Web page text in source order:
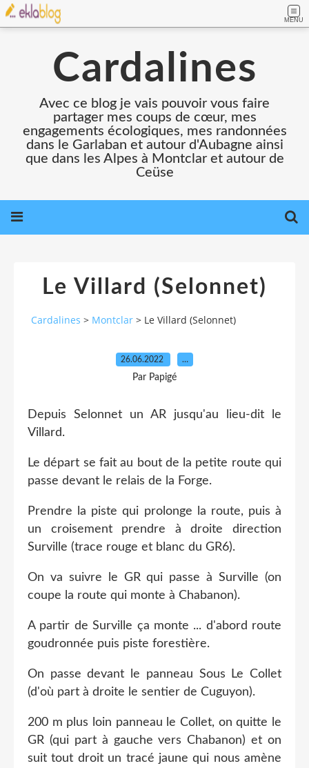
MENU
Cardalines
Avec ce blog je vais pouvoir vous faire
partager mes coups de cœur, mes
engagements écologiques, mes randonnées
dans le Garlaban et autour d'Aubagne ainsi
que dans les Alpes à Montclar et autour de
Ceüse
Le Villard (Selonnet)
Cardalines > Montclar > Le Villard (Selonnet)
26.06.2022 …
Par Papigé
Depuis Selonnet un AR jusqu'au lieu-dit le
Villard.
Le départ se fait au bout de la petite route qui
passe devant le relais de la Forge.
Prendre la piste qui prolonge la route, puis à
un croisement prendre à droite direction
Surville (trace rouge et blanc du GR6).
On va suivre le GR qui passe à Surville (on
coupe la route qui monte à Chabanon).
A partir de Surville ça monte ... d'abord route
goudronnée puis piste forestière.
On passe devant le panneau Sous Le Collet
(d'où part à droite le sentier de Cuguyon).
200 m plus loin panneau le Collet, on quitte le
GR (qui part à gauche vers Chabanon) et on
suit tout droit un tracé jaune qui nous amène